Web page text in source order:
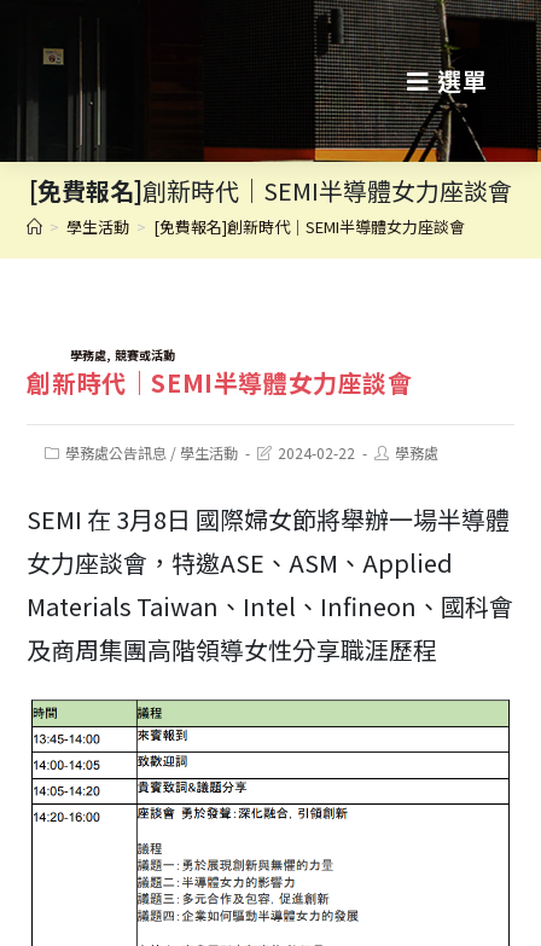
至
選單
[免費報名]創新時代｜SEMI半導體女力座談會
> 學生活動 > [免費報名]創新時代｜SEMI半導體女力座談會
TAGS:學務處, 競賽或活動
創新時代｜SEMI半導體女力座談會
Post學務處公告訊息 / 學生活動
Post2024-02-22
Post學務處
SEMI 在 3月8日 國際婦女節將舉辦一場半導體
女力座談會，特邀ASE、ASM、Applied
Materials Taiwan、Intel、Infineon、國科會
及商周集團高階領導女性分享職涯歷程